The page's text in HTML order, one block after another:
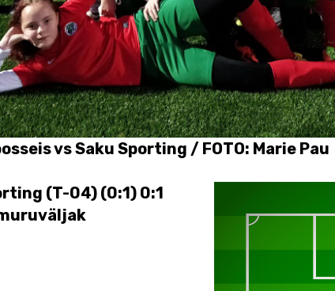
vs Saku Sporting / FOTO: Marie Pau
(T-04) (0:1) 0:1